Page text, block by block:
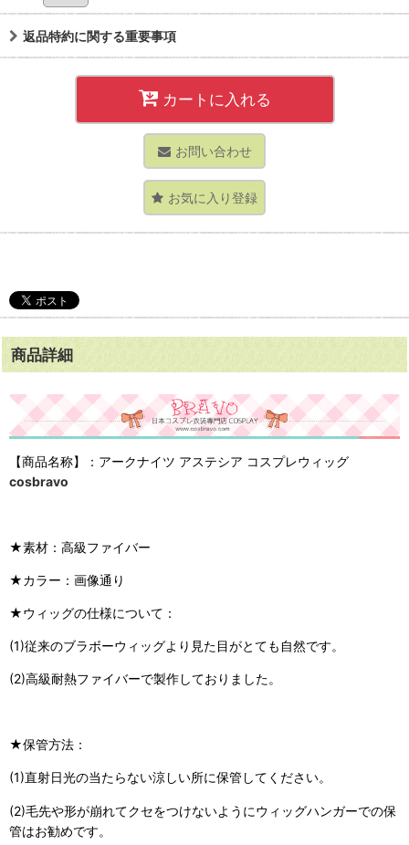
返品特約に関する重要事項
カートに入れる
お問い合わせ
お気に入り登録
商品詳細
【商品名称】：アークナイツ アステシア コスプレウィッグ
cosbravo
★素材：高級ファイバー
★カラー：画像通り
★ウィッグの仕様について：
(1)従来のブラボーウィッグより見た目がとても自然です。
(2)高級耐熱ファイバーで製作しておりました。
★保管方法：
(1)直射日光の当たらない涼しい所に保管してください。
(2)毛先や形が崩れてクセをつけないようにウィッグハンガーでの保
管はお勧めです。